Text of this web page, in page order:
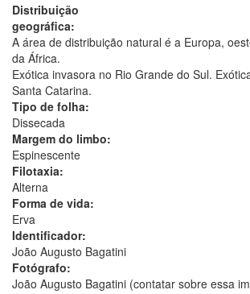
Distribuição
geográfica:
A área de distribuição natural é a Europa,
da África.
Exótica invasora no Rio Grande do Sul.
Santa Catarina.
Tipo de folha:
Dissecada
Margem do limbo:
Espinescente
Filotaxia:
Alterna
Forma de vida:
Erva
Identificador:
João Augusto Bagatini
Fotógrafo:
João Augusto Bagatini (contatar sobre essa